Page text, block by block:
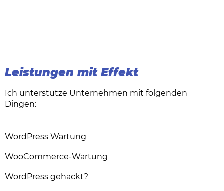
Leistungen mit Effekt
Ich unterstütze Unternehmen mit folgenden
Dingen:
WordPress Wartung
WooCommerce-Wartung
WordPress gehackt?